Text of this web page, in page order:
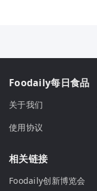
Foodaily每日食品
关于我们
使用协议
相关链接
Foodaily创新博览会